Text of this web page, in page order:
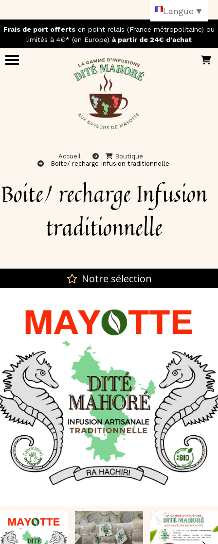
Frais de port offerts en point relais (France métropolitaine) ou
limités à 4€* (en Europe) à partir de 24€ d'achat
Accueil
Boutique
Boite/ recharge Infusion traditionnelle
Boite/ recharge Infusion
traditionnelle
Notre sélection
Langue ▼